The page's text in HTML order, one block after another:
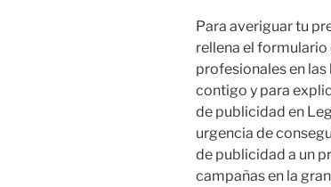
Para averiguar tu
rellena el
profesionales en
contigo y para
de publicidad en
urgencia de
de publicidad a un
campañas en la